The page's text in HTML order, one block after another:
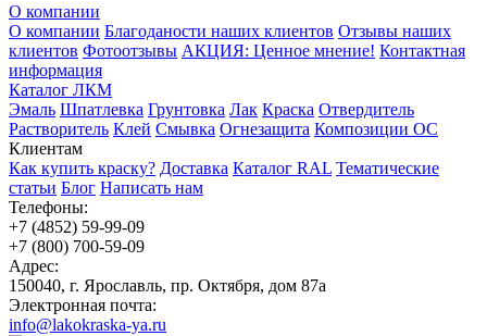
О компании
О компании Благоданости наших клиентов Отзывы наших
клиентов Фотоотзывы АКЦИЯ: Ценное мнение! Контактная
информация
Каталог ЛКМ
Эмаль Шпатлевка Грунтовка Лак Краска Отвердитель
Растворитель Клей Смывка Огнезащита Композиции ОС
Клиентам
Как купить краску? Доставка Каталог RAL Тематические
статьи Блог Написать нам
Телефоны:
+7 (4852) 59-99-09
+7 (800) 700-59-09
Адрес:
150040, г. Ярославль, пр. Октября, дом 87a
Электронная почта:
info@lakokraska-ya.ru